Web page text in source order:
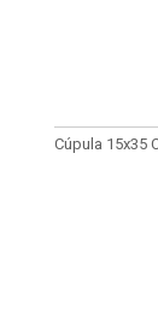
Cúpula 15x35